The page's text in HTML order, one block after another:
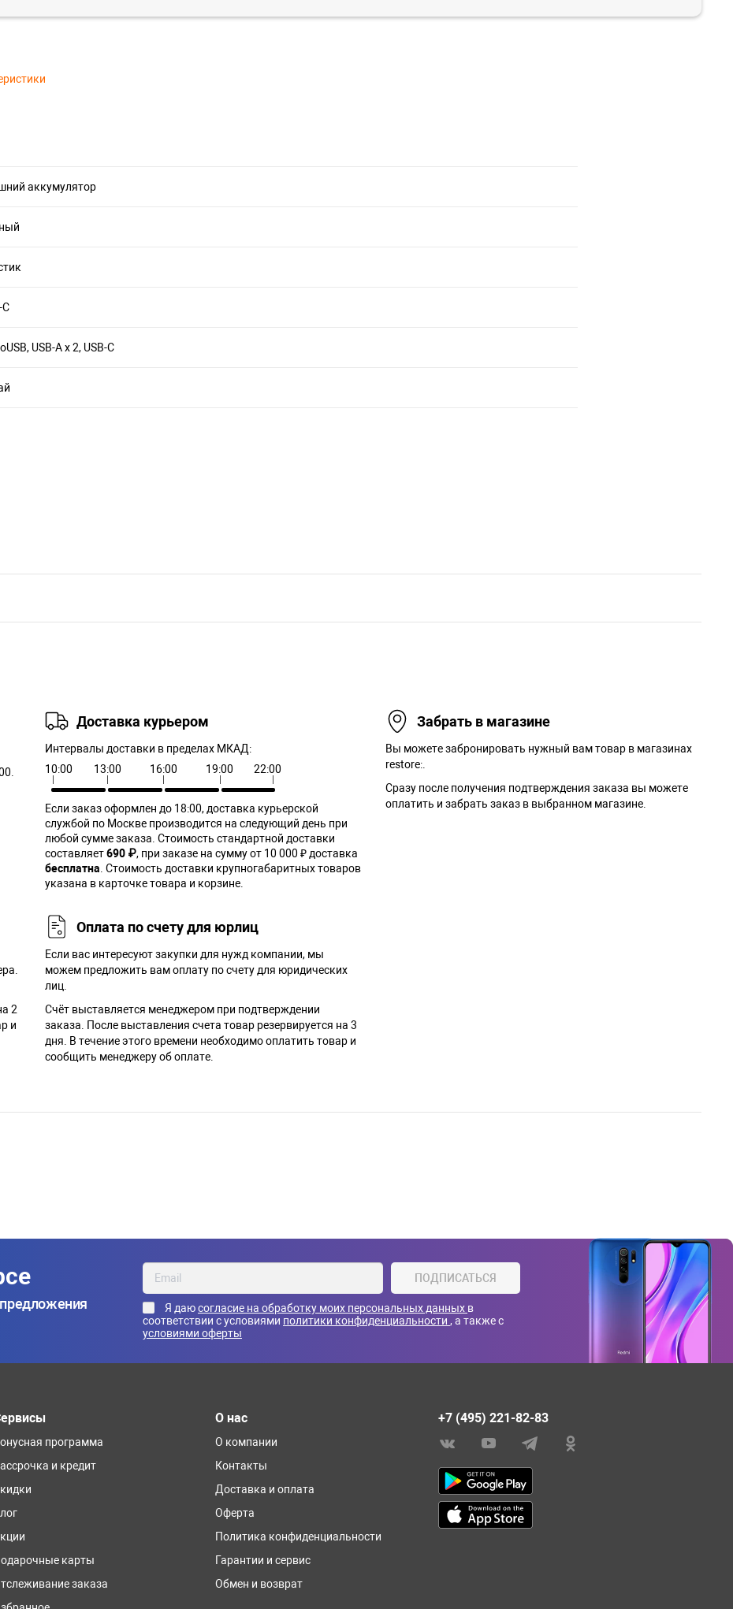
аккумулятор
C
USB-A x 2, USB-C
Доставка курьером
Интервалы доставки в пределах МКАД:
10:00
13:00 16:00 19:00 22:00
Если заказ оформлен до 18:00, доставка курьерской
службой по Москве производится на следующий день при
любой сумме заказа. Cтоимость стандартной доставки
составляет690 ₽, при заказе на сумму от 10 000 ₽ доставка
бесплатна . Стоимость доставки крупногабаритных товаров
указана в карточке товара и корзине.
Забрать в магазине
Вы можете забронировать нужный вам товар в магазинах
restore:.
Сразу после получения подтверждения заказа вы можете
оплатить и забрать заказ в выбранном магазине.
2
и
Оплата по счету для юрлиц
Если вас интересуют закупки для нужд компании, мы
можем предложить вам оплату по счету для юридических
лиц.
Счёт выставляется менеджером при подтверждении
заказа. После выставления счета товар резервируется на 3
дня. В течение этого времени необходимо оплатить товар и
сообщить менеджеру об оплате.
ПОДПИСАТЬСЯ
Я даюсогласие на обработку моих персональных данных в
соответствии с условиями политики конфиденциальности , а также с
условиями оферты
программа
и кредит
карты
заказа
О нас
О компании
Контакты
Доставка и оплата
Оферта
Политика конфиденциальности
Гарантии и сервис
Обмен и возврат
+7 (495) 221-82-83